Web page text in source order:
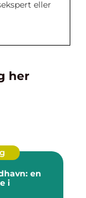
eller
her
en
i